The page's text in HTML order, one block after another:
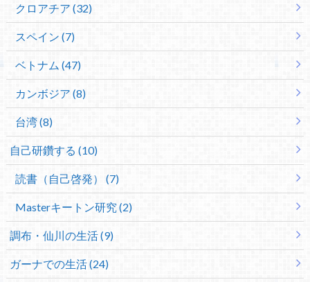
クロアチア (32)
スペイン (7)
ベトナム (47)
カンボジア (8)
台湾 (8)
自己研鑽する (10)
読書（自己啓発） (7)
Masterキートン研究 (2)
調布・仙川の生活 (9)
ガーナでの生活 (24)